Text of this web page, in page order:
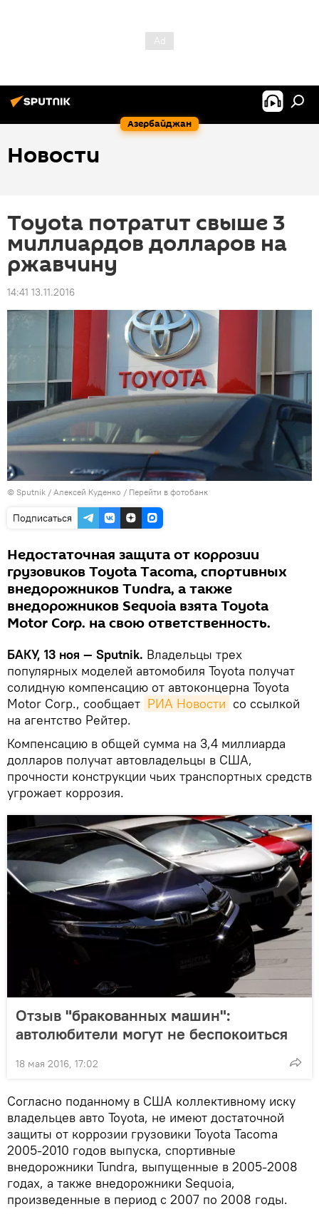
Азербайджан
Новости
Toyota потратит свыше 3
миллиардов долларов на
ржавчину
14:41 13.11.2016
© Sputnik / Алексей Куденко / Перейти в фотобанк
Подписаться
Недостаточная защита от коррозии
грузовиков Toyota Tacoma, спортивных
внедорожников Tundra, а также
внедорожников Sequoia взята Toyota
Motor Corp. на свою ответственность.
БАКУ, 13 ноя — Sputnik. Владельцы трех
популярных моделей автомобиля Toyota получат
солидную компенсацию от автоконцерна Toyota
Motor Corp., сообщает РИА Новости со ссылкой
на агентство Рейтер.
Компенсацию в общей сумма на 3,4 миллиарда
долларов получат автовладельцы в США,
прочности конструкции чьих транспортных средств
угрожает коррозия.
Отзыв "бракованных машин":
автолюбители могут не беспокоиться
18 мая 2016, 17:02
Согласно поданному в США коллективному иску
владельцев авто Toyota, не имеют достаточной
защиты от коррозии грузовики Toyota Tacoma
2005-2010 годов выпуска, спортивные
внедорожники Tundra, выпущенные в 2005-2008
годах, а также внедорожники Sequoia,
произведенные в период с 2007 по 2008 годы.